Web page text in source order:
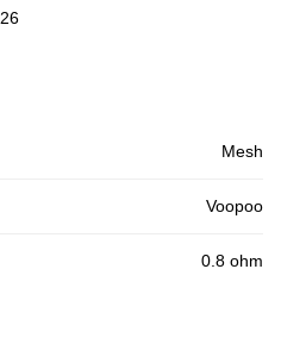
Mesh
Voopoo
0.8 ohm